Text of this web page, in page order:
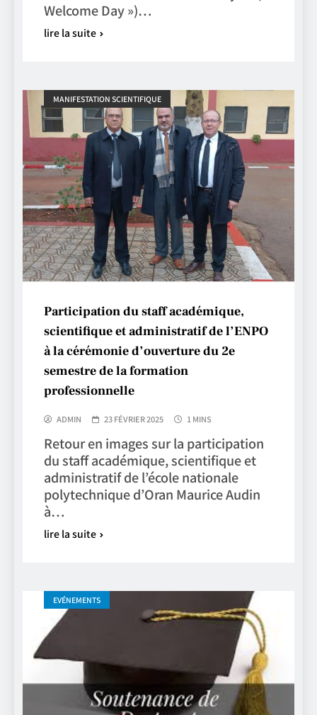
Welcome Day »)…
lire la suite
MANIFESTATION SCIENTIFIQUE
Participation du staff académique,
scientifique et administratif de l’ENPO
à la cérémonie d’ouverture du 2e
semestre de la formation
professionnelle
ADMIN 23 FÉVRIER 2025 1 MINS
Retour en images sur la participation
du staff académique, scientifique et
administratif de l’école nationale
polytechnique d’Oran Maurice Audin
à…
lire la suite
EVÉNEMENTS